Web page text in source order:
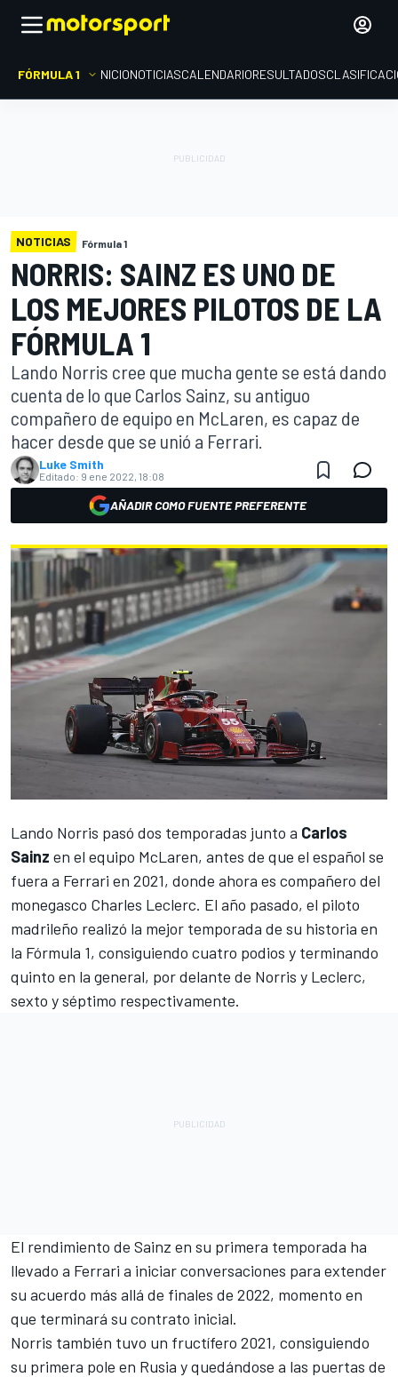
FÓRMULA 1 INICIONOTICIASCALENDARIORESULTADOS
NOTICIAS Fórmula 1
NORRIS: SAINZ ES UNO DE
LOS MEJORES PILOTOS DE LA
FÓRMULA 1
Lando Norris cree que mucha gente se está dando
cuenta de lo que Carlos Sainz, su antiguo
compañero de equipo en McLaren, es capaz de
hacer desde que se unió a Ferrari.
Luke Smith
Editado: 9 ene 2022, 18:08
AÑADIR COMO FUENTE PREFERENTE
Lando Norris pasó dos temporadas junto a Carlos
Sainz en el equipo McLaren, antes de que el español se
fuera a Ferrari en 2021, donde ahora es compañero del
monegasco Charles Leclerc. El año pasado, el piloto
madrileño realizó la mejor temporada de su historia en
la Fórmula 1, consiguiendo cuatro podios y terminando
quinto en la general, por delante de Norris y Leclerc,
sexto y séptimo respectivamente.
El rendimiento de Sainz en su primera temporada ha
llevado a Ferrari a iniciar conversaciones para extender
su acuerdo más allá de finales de 2022, momento en
que terminará su contrato inicial.
Norris también tuvo un fructífero 2021, consiguiendo
su primera pole en Rusia y quedándose a las puertas de